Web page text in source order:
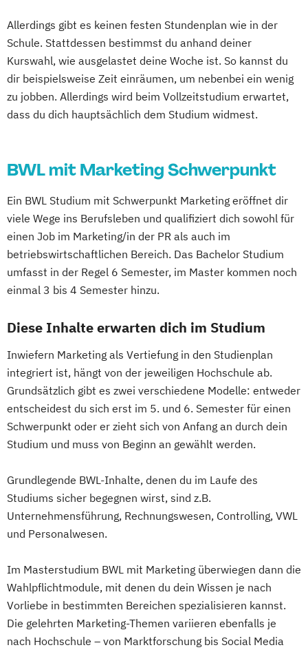
Allerdings gibt es keinen festen Stundenplan wie in der
Schule. Stattdessen bestimmst du anhand deiner
Kurswahl, wie ausgelastet deine Woche ist. So kannst du
dir beispielsweise Zeit einräumen, um nebenbei ein wenig
zu jobben. Allerdings wird beim Vollzeitstudium erwartet,
dass du dich hauptsächlich dem Studium widmest.
BWL mit Marketing Schwerpunkt
Ein BWL Studium mit Schwerpunkt Marketing eröffnet dir
viele Wege ins Berufsleben und qualifiziert dich sowohl für
einen Job im Marketing/in der PR als auch im
betriebswirtschaftlichen Bereich. Das Bachelor Studium
umfasst in der Regel 6 Semester, im Master kommen noch
einmal 3 bis 4 Semester hinzu.
Diese Inhalte erwarten dich im Studium
Inwiefern Marketing als Vertiefung in den Studienplan
integriert ist, hängt von der jeweiligen Hochschule ab.
Grundsätzlich gibt es zwei verschiedene Modelle: entweder
entscheidest du sich erst im 5. und 6. Semester für einen
Schwerpunkt oder er zieht sich von Anfang an durch dein
Studium und muss von Beginn an gewählt werden.
Grundlegende BWL-Inhalte, denen du im Laufe des
Studiums sicher begegnen wirst, sind z.B.
Unternehmensführung, Rechnungswesen, Controlling, VWL
und Personalwesen.
Im Masterstudium BWL mit Marketing überwiegen dann die
Wahlpflichtmodule, mit denen du dein Wissen je nach
Vorliebe in bestimmten Bereichen spezialisieren kannst.
Die gelehrten Marketing-Themen variieren ebenfalls je
nach Hochschule – von Marktforschung bis Social Media